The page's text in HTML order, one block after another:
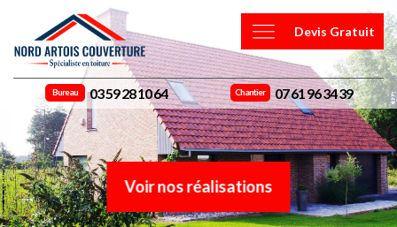
Devis Gratuit
Bureau 03 59 28 10 64 Chantier 07 61 96 34 39
Voir nos réalisations